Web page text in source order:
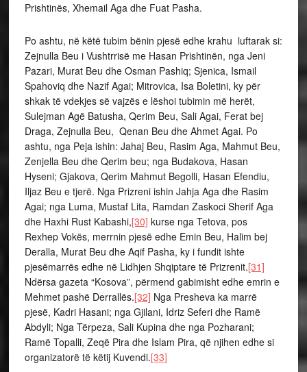
Prishtinës, Xhemail Aga dhe Fuat Pasha.
Po ashtu, në këtë tubim bënin pjesë edhe krahu luftarak si:
Zejnulla Beu i Vushtrrisë me Hasan Prishtinën, nga Jeni
Pazari, Murat Beu dhe Osman Pashiq; Sjenica, Ismail
Spahoviq dhe Nazif Agai; Mitrovica, Isa Boletini, ky për
shkak të vdekjes së vajzës e lëshoi tubimin më herët,
Sulejman Agë Batusha, Qerim Beu, Sali Agai, Ferat bej
Draga, Zejnulla Beu, Qenan Beu dhe Ahmet Agai. Po
ashtu, nga Peja ishin: Jahaj Beu, Rasim Aga, Mahmut Beu,
Zenjella Beu dhe Qerim beu; nga Budakova, Hasan
Hyseni; Gjakova, Qerim Mahmut Begolli, Hasan Efendiu,
Iljaz Beu e tjerë. Nga Prizreni ishin Jahja Aga dhe Rasim
Agai; nga Luma, Mustaf Lita, Ramdan Zaskoci Sherif Aga
dhe Haxhi Rust Kabashi,[30] kurse nga Tetova, pos
Rexhep Vokës, merrnin pjesë edhe Emin Beu, Halim bej
Deralla, Murat Beu dhe Aqif Pasha, ky i fundit ishte
pjesëmarrës edhe në Lidhjen Shqiptare të Prizrenit.[31]
Ndërsa gazeta “Kosova”, përmend gabimisht edhe emrin e
Mehmet pashë Derrallës.[32] Nga Presheva ka marrë
pjesë, Kadri Hasani; nga Gjilani, Idriz Seferi dhe Ramë
Abdyli; Nga Tërpeza, Sali Kupina dhe nga Pozharani;
Ramë Topalli, Zeqë Pira dhe Islam Pira, që njihen edhe si
organizatorë të këtij Kuvendi.[33]